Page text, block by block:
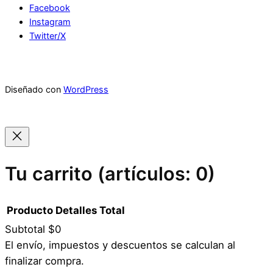
Facebook
Instagram
Twitter/X
Diseñado con WordPress
Tu carrito (artículos: 0)
Productos
Producto Detalles Total
Subtotal $0
El envío, impuestos y descuentos se calculan al
finalizar compra.